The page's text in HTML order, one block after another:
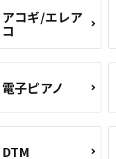
アコギ/エレア
コ
電子ピアノ
DTM